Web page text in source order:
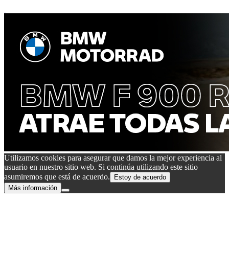
Utilizamos cookies para asegurar que damos la mejor experiencia al
usuario en nuestro sitio web. Si continúa utilizando este sitio
asumiremos que está de acuerdo.
Estoy de acuerdo
Más información